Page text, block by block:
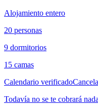
Alojamiento entero
20 personas
9 dormitorios
15 camas
Calendario verificado
Todavía no se te cobrará